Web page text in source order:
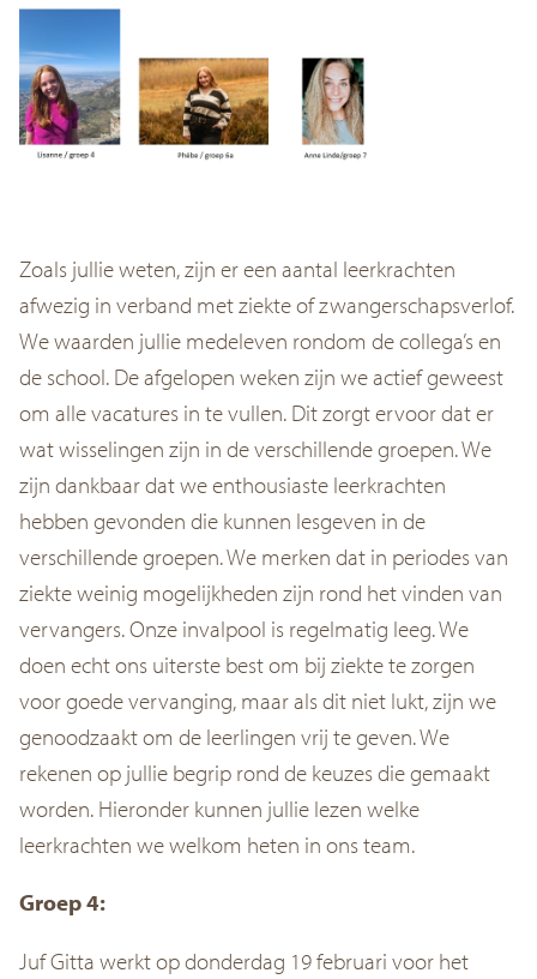
Zoals jullie weten, zijn er een aantal leerkrachten
afwezig in verband met ziekte of zwangerschapsverlof.
We waarden jullie medeleven rondom de collega’s en
de school. De afgelopen weken zijn we actief geweest
om alle vacatures in te vullen. Dit zorgt ervoor dat er
wat wisselingen zijn in de verschillende groepen. We
zijn dankbaar dat we enthousiaste leerkrachten
hebben gevonden die kunnen lesgeven in de
verschillende groepen. We merken dat in periodes van
ziekte weinig mogelijkheden zijn rond het vinden van
vervangers. Onze invalpool is regelmatig leeg. We
doen echt ons uiterste best om bij ziekte te zorgen
voor goede vervanging, maar als dit niet lukt, zijn we
genoodzaakt om de leerlingen vrij te geven. We
rekenen op jullie begrip rond de keuzes die gemaakt
worden. Hieronder kunnen jullie lezen welke
leerkrachten we welkom heten in ons team.
Groep 4:
Juf Gitta werkt op donderdag 19 februari voor het